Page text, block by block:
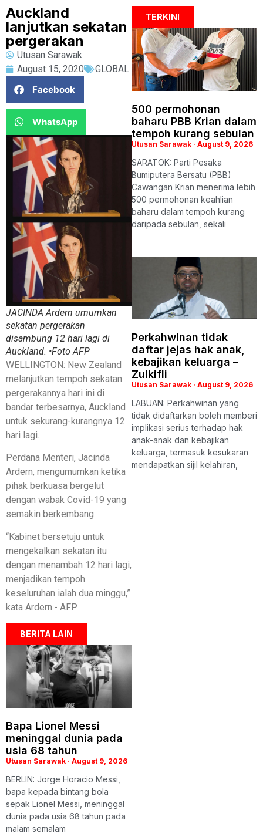
Auckland
lanjutkan sekatan
pergerakan
Utusan Sarawak
August 15, 2020
GLOBAL
Facebook
WhatsApp
JACINDA Ardern umumkan
sekatan pergerakan
disambung 12 hari lagi di
Auckland. •Foto AFP
WELLINGTON: New Zealand
melanjutkan tempoh sekatan
pergerakannya hari ini di
bandar terbesarnya, Auckland
untuk sekurang-kurangnya 12
hari lagi.
Perdana Menteri, Jacinda
Ardern, mengumumkan ketika
pihak berkuasa bergelut
dengan wabak Covid-19 yang
semakin berkembang.
“Kabinet bersetuju untuk
mengekalkan sekatan itu
dengan menambah 12 hari lagi,
menjadikan tempoh
keseluruhan ialah dua minggu,”
kata Ardern.- AFP
BERITA LAIN
Bapa Lionel Messi
meninggal dunia pada
usia 68 tahun
Utusan Sarawak August 9, 2026
BERLIN: Jorge Horacio Messi,
bapa kepada bintang bola
sepak Lionel Messi, meninggal
dunia pada usia 68 tahun pada
malam semalam
TERKINI
500 permohonan
baharu PBB Krian dalam
tempoh kurang sebulan
Utusan Sarawak August 9, 2026
SARATOK: Parti Pesaka
Bumiputera Bersatu (PBB)
Cawangan Krian menerima lebih
500 permohonan keahlian
baharu dalam tempoh kurang
daripada sebulan, sekali
Perkahwinan tidak
daftar jejas hak anak,
kebajikan keluarga –
Zulkifli
Utusan Sarawak August 9, 2026
LABUAN: Perkahwinan yang
tidak didaftarkan boleh memberi
implikasi serius terhadap hak
anak-anak dan kebajikan
keluarga, termasuk kesukaran
mendapatkan sijil kelahiran,